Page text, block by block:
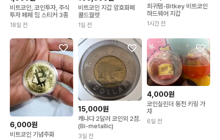
비트코인, 코인투자, 주식
투자 페페 밈 스티커 3종
18일 전
비트코인 지갑 암호화폐
콜드월렛
1일 전
희귀템-Bitkey 비트코인
하드웨어 지갑
1시간 전
6,000원
비트코인 기념주화
15,000원
캐나다 2달러 코인외 2점.
(Bi-metallic)
3일 전
4,000원
코인실린더 동전 키링 가
챠
6일 전